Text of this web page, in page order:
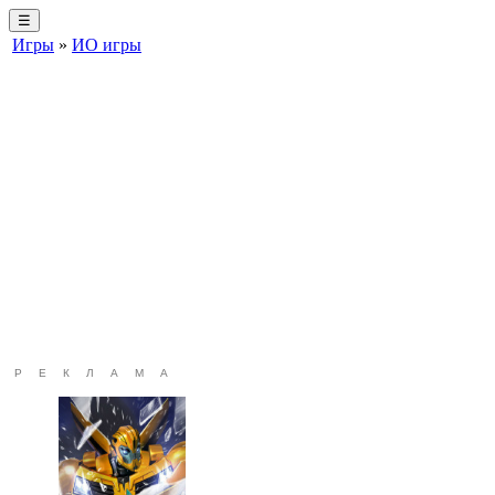
☰
Игры » ИО игры
РЕКЛАМА